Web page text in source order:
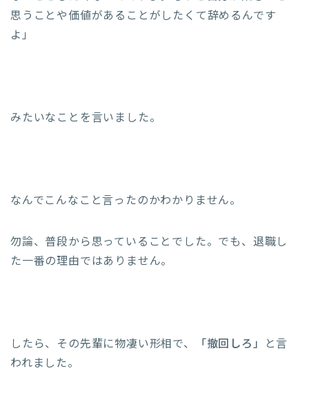
思うことや価値があることがしたくて辞めるんです
よ」
みたいなことを言いました。
なんでこんなこと言ったのかわかりません。
勿論、普段から思っていることでした。でも、退職し
た一番の理由ではありません。
したら、その先輩に物凄い形相で、 「撤回しろ」
と言
われました。